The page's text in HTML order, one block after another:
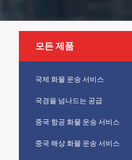
모든 제품
국제 화물 운송 서비스
국경을 넘나드는 공급
중국 항공 화물 운송 서비스
중국 해상 화물 운송 서비스